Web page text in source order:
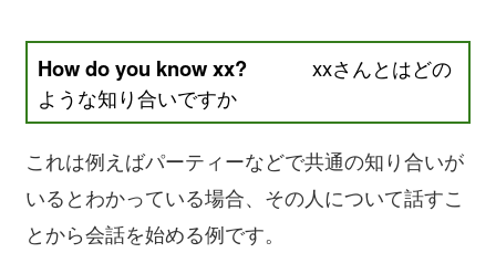
How do you know xx? xxさんとはどの
ような知り合いですか
これは例えばパーティーなどで共通の知り合いが
いるとわかっている場合、その人について話すこ
とから会話を始める例です。